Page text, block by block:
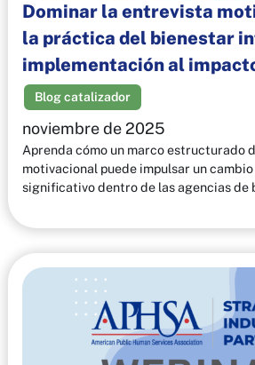
Dominar la entrevista
la práctica del bienestar
implementación al
Blog catalizador
noviembre de 2025
Aprenda cómo un marco estructurado
motivacional puede impulsar un
significativo dentro de las agencias